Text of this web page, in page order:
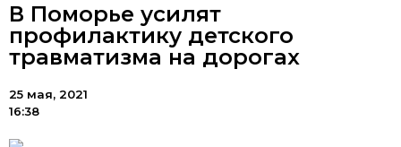
В Поморье усилят
профилактику детского
травматизма на дорогах
25 мая, 2021
16:38